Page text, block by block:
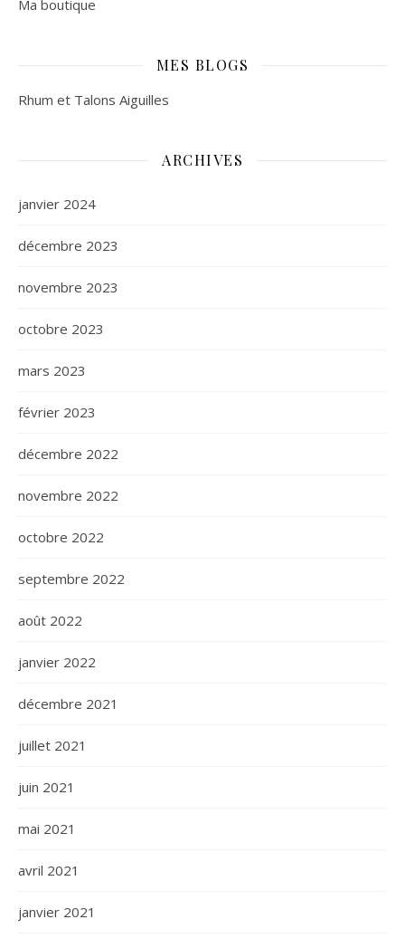
Ma boutique
MES BLOGS
Rhum et Talons Aiguilles
ARCHIVES
janvier 2024
décembre 2023
novembre 2023
octobre 2023
mars 2023
février 2023
décembre 2022
novembre 2022
octobre 2022
septembre 2022
août 2022
janvier 2022
décembre 2021
juillet 2021
juin 2021
mai 2021
avril 2021
janvier 2021